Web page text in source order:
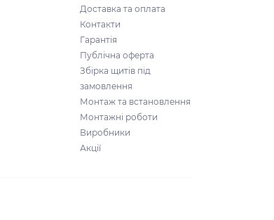
Доставка та оплата
Контакти
Гарантія
Публічна оферта
Збірка щитів під
замовлення
Монтаж та встановлення
Монтажні роботи
Виробники
Акції